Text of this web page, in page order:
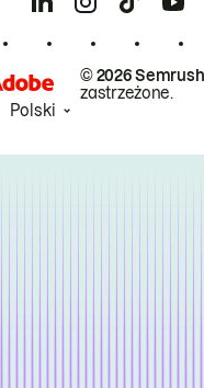
© 2026
zastrzeżone.
Polski